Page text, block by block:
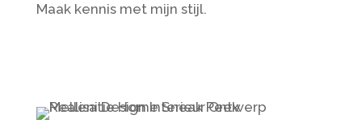
Maak kennis met mijn stijl.